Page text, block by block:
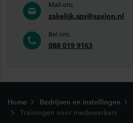
Mail ons
zakelijk.sps@saxion.nl
Bel ons
088 019 9163
Home Bedrijven en instellingen
Trainingen voor medewerkers